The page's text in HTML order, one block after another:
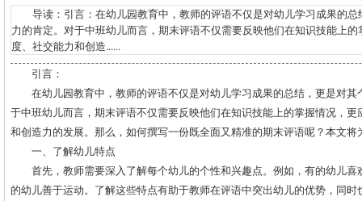
导读：引言：在幼儿园教育中，教师的评语不仅是对幼儿学习成果的总
力的肯定。对于中班幼儿而言，期末评语不仅需要反映他们在知识技能上
度、社交能力和创造......
引言：
在幼儿园教育中，教师的评语不仅是对幼儿学习成果的总结，更是对
于中班幼儿而言，期末评语不仅需要反映他们在知识技能上的掌握情况，
和创造力的发展。那么，如何撰写一份既全面又精准的期末评语呢？本文
一、了解幼儿特点
首先，教师需要深入了解每个幼儿的个性和兴趣点。例如，有的幼儿
的幼儿善于运动。了解这些特点有助于教师在评语中突出幼儿的优势，同